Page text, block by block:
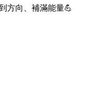
方向、補滿能量💪